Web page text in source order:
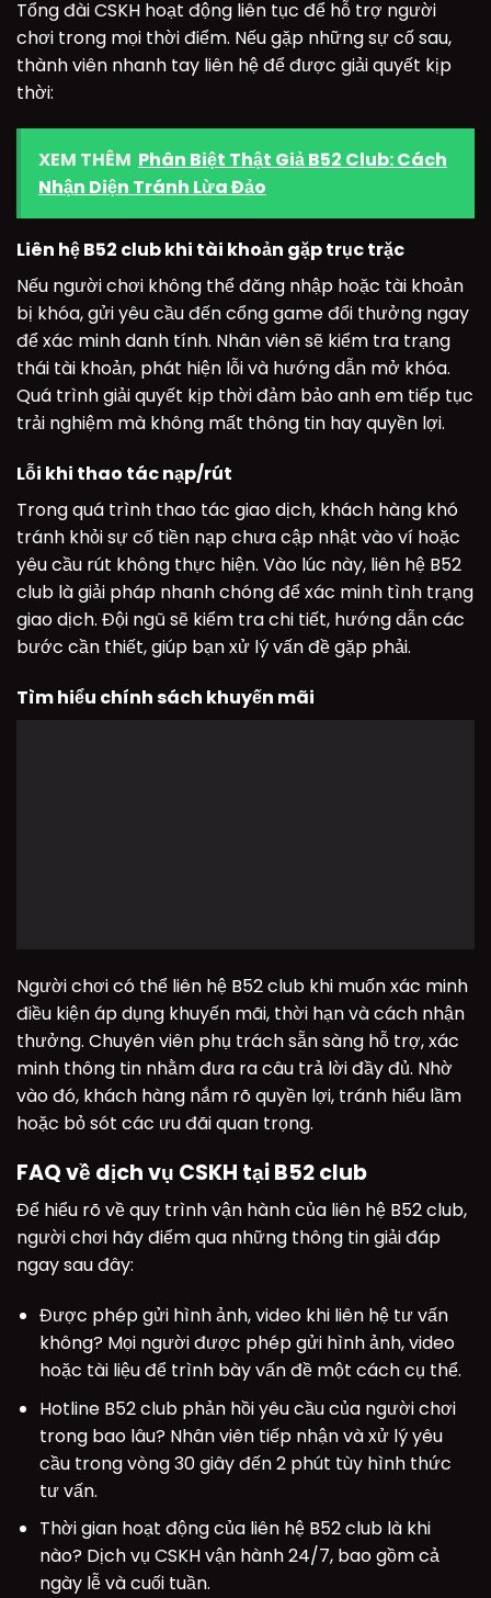
Tổng đài CSKH hoạt động liên tục để hỗ trợ người
chơi trong mọi thời điểm. Nếu gặp những sự cố sau,
thành viên nhanh tay liên hệ để được giải quyết kịp
thời:
XEM THÊM Phân Biệt Thật Giả B52 Club: Cách
Nhận Diện Tránh Lừa Đảo
Liên hệ B52 club khi tài khoản gặp trục trặc
Nếu người chơi không thể đăng nhập hoặc tài khoản
bị khóa, gửi yêu cầu đến cổng game đổi thưởng ngay
để xác minh danh tính. Nhân viên sẽ kiểm tra trạng
thái tài khoản, phát hiện lỗi và hướng dẫn mở khóa.
Quá trình giải quyết kịp thời đảm bảo anh em tiếp tục
trải nghiệm mà không mất thông tin hay quyền lợi.
Lỗi khi thao tác nạp/rút
Trong quá trình thao tác giao dịch, khách hàng khó
tránh khỏi sự cố tiền nạp chưa cập nhật vào ví hoặc
yêu cầu rút không thực hiện. Vào lúc này, liên hệ B52
club là giải pháp nhanh chóng để xác minh tình trạng
giao dịch. Đội ngũ sẽ kiểm tra chi tiết, hướng dẫn các
bước cần thiết, giúp bạn xử lý vấn đề gặp phải.
Tìm hiểu chính sách khuyến mãi
Người chơi có thể liên hệ B52 club khi muốn xác minh
điều kiện áp dụng khuyến mãi, thời hạn và cách nhận
thưởng. Chuyên viên phụ trách sẵn sàng hỗ trợ, xác
minh thông tin nhằm đưa ra câu trả lời đầy đủ. Nhờ
vào đó, khách hàng nắm rõ quyền lợi, tránh hiểu lầm
hoặc bỏ sót các ưu đãi quan trọng.
FAQ về dịch vụ CSKH tại B52 club
Để hiểu rõ về quy trình vận hành của liên hệ B52 club,
người chơi hãy điểm qua những thông tin giải đáp
ngay sau đây:
Được phép gửi hình ảnh, video khi liên hệ tư vấn
không? Mọi người được phép gửi hình ảnh, video
hoặc tài liệu để trình bày vấn đề một cách cụ thể.
Hotline B52 club phản hồi yêu cầu của người chơi
trong bao lâu? Nhân viên tiếp nhận và xử lý yêu
cầu trong vòng 30 giây đến 2 phút tùy hình thức
tư vấn.
Thời gian hoạt động của liên hệ B52 club là khi
nào? Dịch vụ CSKH vận hành 24/7, bao gồm cả
ngày lễ và cuối tuần.